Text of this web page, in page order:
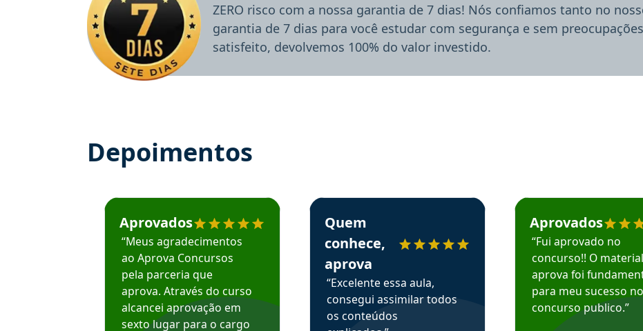
ZERO risco com a nossa garantia de 7 dias! Nós confiamos tanto no
garantia de 7 dias para você estudar com segurança e sem
satisfeito, devolvemos 100% do valor investido.
Depoimentos
Estudante José recomenda o Aprova Concursos em depoimento
Aprovados
“Meus agradecimentos
ao Aprova Concursos
pela parceria que
aprova. Através do curso
alcancei aprovação em
sexto lugar para o cargo
Estudante Sergio recomenda o Aprova Concursos em depoimento
Quem
conhece,
aprova
“Excelente essa aula,
consegui assimilar todos
os conteúdos
Estudante Mário
Aprovados
“Fui aprovado no
concurso!! O
aprova foi
para meu sucesso no
concurso publico.”